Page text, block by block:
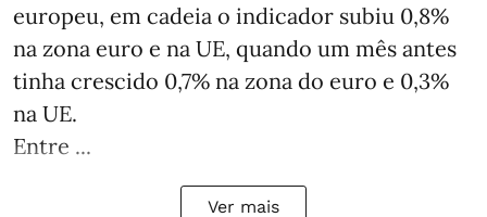
europeu, em cadeia o indicador subiu 0,8%
na zona euro e na UE, quando um mês antes
tinha crescido 0,7% na zona do euro e 0,3%
na UE.
Entre ...
Ver mais